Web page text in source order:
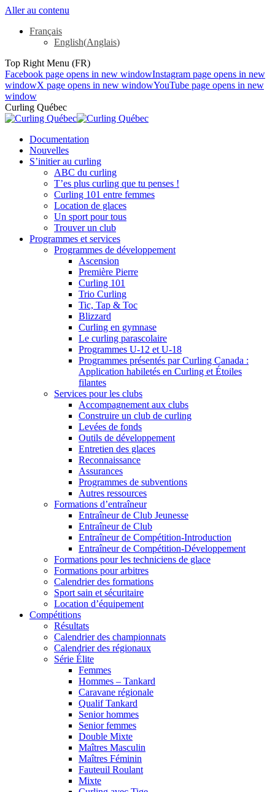
Aller au contenu
Français
English(Anglais)
Top Right Menu (FR)
Facebook page opens in new windowInstagram page opens in new
windowX page opens in new windowYouTube page opens in new
window
Curling Québec
Documentation
Nouvelles
S’initier au curling
ABC du curling
T’es plus curling que tu penses !
Curling 101 entre femmes
Location de glaces
Un sport pour tous
Trouver un club
Programmes et services
Programmes de développement
Ascension
Première Pierre
Curling 101
Trio Curling
Tic, Tap & Toc
Blizzard
Curling en gymnase
Le curling parascolaire
Programmes U-12 et U-18
Programmes présentés par Curling Canada :
Application habiletés en Curling et Étoiles
filantes
Services pour les clubs
Accompagnement aux clubs
Construire un club de curling
Levées de fonds
Outils de développement
Entretien des glaces
Reconnaissance
Assurances
Programmes de subventions
Autres ressources
Formations d’entraîneur
Entraîneur de Club Jeunesse
Entraîneur de Club
Entraîneur de Compétition-Introduction
Entraîneur de Compétition-Développement
Formations pour les techniciens de glace
Formations pour arbitres
Calendrier des formations
Sport sain et sécuritaire
Location d’équipement
Compétitions
Résultats
Calendrier des championnats
Calendrier des régionaux
Série Élite
Femmes
Hommes – Tankard
Caravane régionale
Qualif Tankard
Senior hommes
Senior femmes
Double Mixte
Maîtres Masculin
Maîtres Féminin
Fauteuil Roulant
Mixte